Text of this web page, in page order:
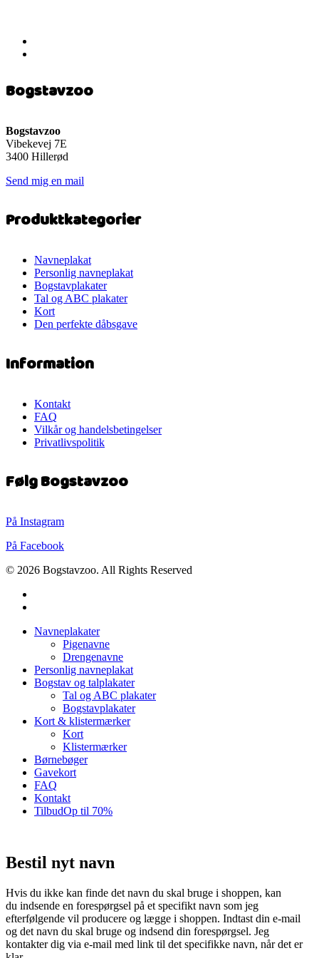
Bogstavzoo
Bogstavzoo
Vibekevej 7E
3400 Hillerød
Send mig en mail
Produktkategorier
Navneplakat
Personlig navneplakat
Bogstavplakater
Tal og ABC plakater
Kort
Den perfekte dåbsgave
Information
Kontakt
FAQ
Vilkår og handelsbetingelser
Privatlivspolitik
Følg Bogstavzoo
På Instagram
På Facebook
© 2026 Bogstavzoo. All Rights Reserved
Close
Navneplakater
Pigenavne
Drengenavne
Personlig navneplakat
Bogstav og talplakater
Tal og ABC plakater
Bogstavplakater
Kort & klistermærker
Kort
Klistermærker
Børnebøger
Gavekort
FAQ
Kontakt
TilbudOp til 70%
Bestil nyt navn
Hvis du ikke kan finde det navn du skal bruge i shoppen, kan
du indsende en forespørgsel på et specifikt navn som jeg
efterfølgende vil producere og lægge i shoppen. Indtast din e-mail
og det navn du skal bruge og indsend din forespørgsel. Jeg
kontakter dig via e-mail med link til det specifikke navn, når det er